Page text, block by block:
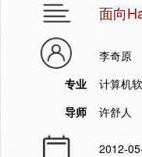
面向
李奇原
专业
计算机
导师
许舒人
2012-